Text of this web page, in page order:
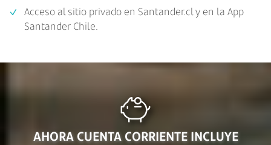
Acceso al sitio privado en Santander.cl y en la App
Santander Chile.
AHORA CUENTA CORRIENTE INCLUYE